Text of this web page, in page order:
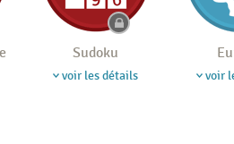
Sudoku
voir les détails voir